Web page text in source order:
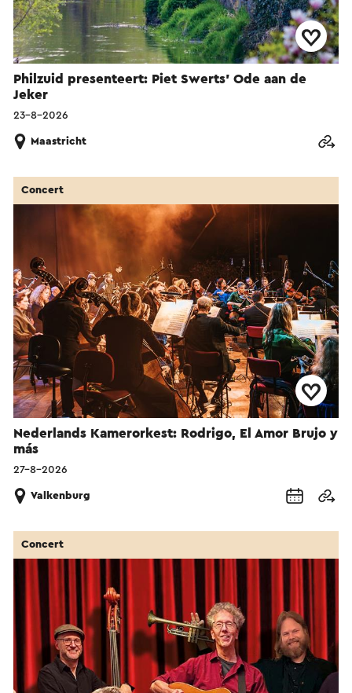
Philzuid presenteert: Piet Swerts' Ode aan de
Jeker
23-8-2026
Maastricht
Nederlands Kamerorkest: Rodrigo, El Amor Brujo y
más
Concert
27-8-2026
Valkenburg
Concert